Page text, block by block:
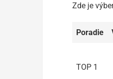
Zde je
Poradie
TOP 1